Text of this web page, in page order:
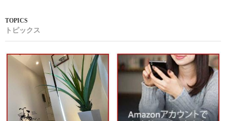
トピックス